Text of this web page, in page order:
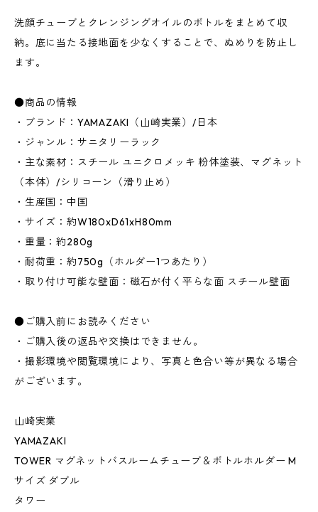
洗顔チューブとクレンジングオイルのボトルをまとめて収
納。底に当たる接地面を少なくすることで、ぬめりを防止し
ます。
●商品の情報
・ブランド：YAMAZAKI（山崎実業）/日本
・ジャンル：サニタリーラック
・主な素材：スチール ユニクロメッキ 粉体塗装、マグネット
（本体）/シリコーン（滑り止め）
・生産国：中国
・サイズ：約W180xD61xH80mm
・重量：約280g
・耐荷重：約750g（ホルダー1つあたり）
・取り付け可能な壁面：磁石が付く平らな面 スチール壁面
●ご購入前にお読みください
・ご購入後の返品や交換はできません。
・撮影環境や閲覧環境により、写真と色合い等が異なる場合
がございます。
山崎実業
YAMAZAKI
TOWER マグネットバスルームチューブ＆ボトルホルダー M
サイズ ダブル
タワー